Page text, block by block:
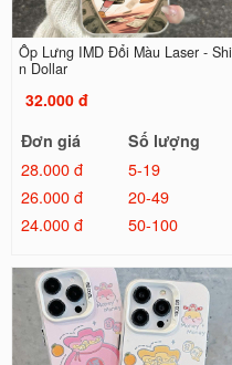
Ốp Lưng IMD Đổi Màu Laser - Shi
n Dollar
32.000 đ
Đơn giá
Số lượng
28.000 đ
5-19
26.000 đ
20-49
24.000 đ
50-100